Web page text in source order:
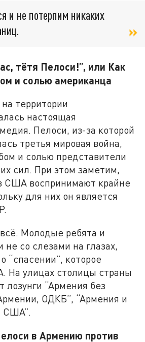
и не потерпим никаких
тётя Пелоси!”, или Как
и солью американца
территории
настоящая
Пелоси, из-за которой
третья мировая война,
и солью представители
сил. При этом заметим,
США воспринимают крайне
для них он является
Молодые ребята и
не со слезами на глазах,
“спасении”, которое
На улицах столицы страны
лозунги “Армения без
ОДКБ”, “Армения и
США”.
в Армению против